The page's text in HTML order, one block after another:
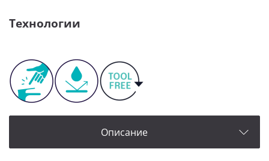
Технологии
Описание